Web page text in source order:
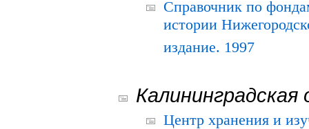
Справочник по
истории
издание. 1997
Калининградская
Центр хранения и